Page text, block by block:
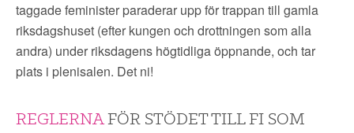
taggade feminister paraderar upp för trappan till gamla
riksdagshuset (efter kungen och drottningen som alla
andra) under riksdagens högtidliga öppnande, och tar
plats i plenisalen. Det ni!
REGLERNAFÖR STÖDET TILL FI SOM